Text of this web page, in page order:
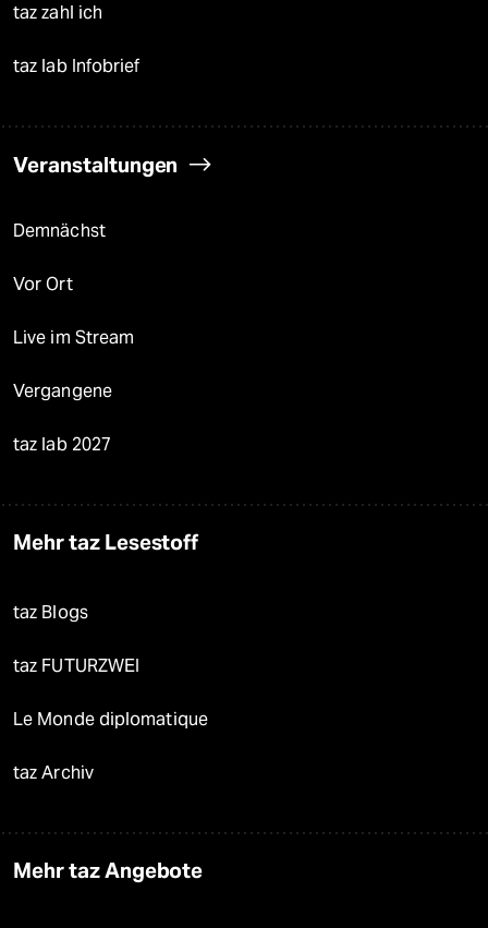
taz zahl ich
taz lab Infobrief
Veranstaltungen
Demnächst
Vor Ort
Live im Stream
Vergangene
taz lab 2027
Mehr taz Lesestoff
taz Blogs
taz FUTURZWEI
Le Monde diplomatique
taz Archiv
Mehr taz Angebote